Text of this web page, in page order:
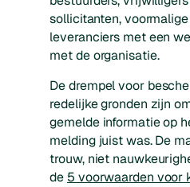
sollicitanten,
leveranciers met een
met de organisatie.
De drempel voor
redelijke gronden zijn
gemelde informatie op
melding juist was. De
trouw, niet
de 5 voorwaarden voor